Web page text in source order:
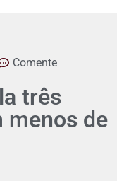
Comente
três
menos de